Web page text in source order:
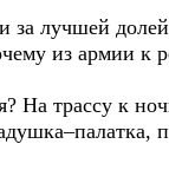
лучшей
из армии к
На трассу к